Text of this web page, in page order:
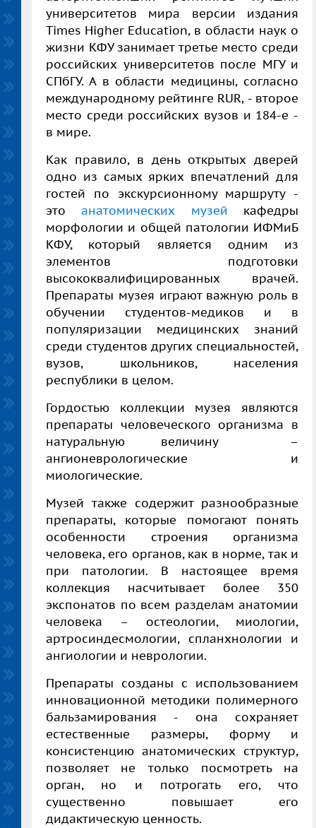
университетов мира версии издания
Times Higher Education, в области наук о
жизни КФУ занимает третье место среди
российских университетов после МГУ и
СПбГУ. А в области медицины, согласно
международному рейтинге RUR, - второе
место среди российских вузов и 184-е -
в мире.
Как правило, в день открытых дверей
одно из самых ярких впечатлений для
гостей по экскурсионному маршруту -
этоанатомических музей кафедры
морфологии и общей патологии ИФМиБ
КФУ, который является одним из
элементов подготовки
высококвалифицированных врачей.
Препараты музея играют важную роль в
обучении студентов-медиков и в
популяризации медицинских знаний
среди студентов других специальностей,
вузов, школьников, населения
республики в целом.
Гордостью коллекции музея являются
препараты человеческого организма в
натуральную величину –
ангионеврологические и
миологические.
Музей также содержит разнообразные
препараты, которые помогают понять
особенности строения организма
человека, его органов, как в норме, так и
при патологии. В настоящее время
коллекция насчитывает более 350
экспонатов по всем разделам анатомии
человека – остеологии, миологии,
артросиндесмологии, спланхнологии и
ангиологии и неврологии.
Препараты созданы с использованием
инновационной методики полимерного
бальзамирования - она сохраняет
естественные размеры, форму и
консистенцию анатомических структур,
позволяет не только посмотреть на
орган, но и потрогать его, что
существенно повышает его
дидактическую ценность.